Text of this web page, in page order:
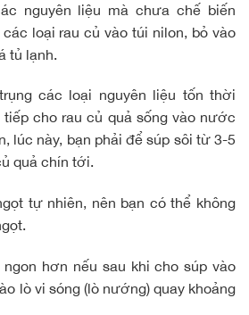
nguyên liệu mà chưa chế biến
loại rau củ vào túi nilon, bỏ vào
tủ lạnh.
các loại nguyên liệu tốn thời
cho rau củ quả sống vào nước
lúc này, bạn phải để súp sôi từ 3-5
quả chín tới.
tự nhiên, nên bạn có thể không
hơn nếu sau khi cho súp vào
lò vi sóng (lò nướng) quay khoảng